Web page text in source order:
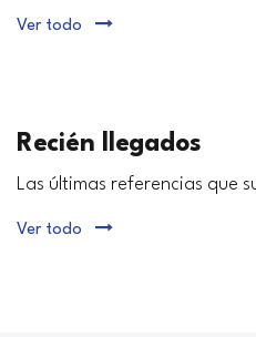
Ver todo
Recién llegados
Las últimas referencias que
Ver todo